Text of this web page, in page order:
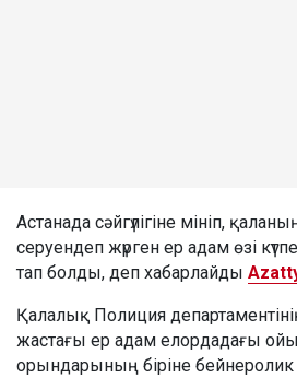
Астанада сәйгүлігіне мініп,
серуендеп жүрген ер адам өзі
тап болды, деп хабарлайды
Қалалық Полиция
жастағы ер адам елордадағы
орындарының біріне бейнеролик